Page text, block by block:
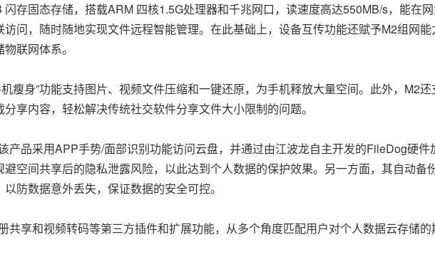
存固态存储，搭载ARM 四核1.5G处理器和千兆网口，读速度高达550MB/s，能在
问，随时随地实现文件远程智能管理。在此基础上，设备互传功能还赋予M2组网
联网体系。
瘦身”功能支持图片、视频文件压缩和一键还原，为手机释放大量空间。此外，M2
享内容，轻松解决传统社交软件分享文件大小限制的问题。
产品采用APP手势/面部识别功能访问云盘，并通过由江波龙自主开发的FileDog硬
空间共享后的隐私泄露风险，以此达到个人数据的保护效果。另一方面，其自动备
防数据意外丢失，保证数据的安全可控。
享和视频转码等第三方插件和扩展功能，从多个角度匹配用户对个人数据云存储的